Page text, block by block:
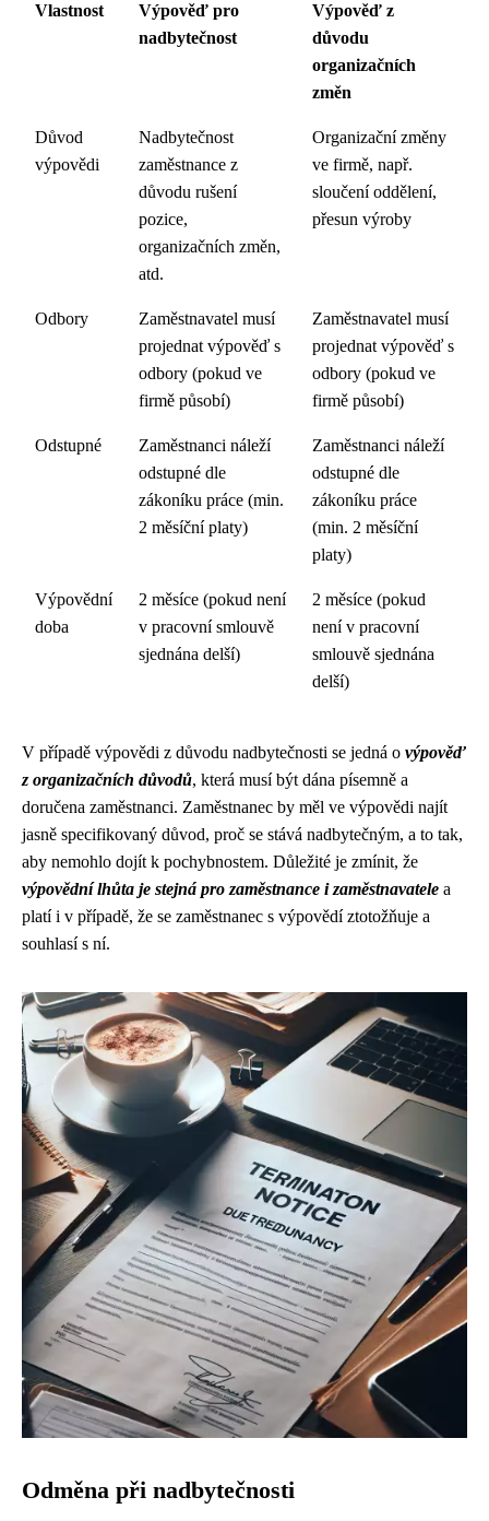
Vlastnost
Výpověď pro
nadbytečnost
Výpověď z
důvodu
organizačních
změn
Důvod
výpovědi
Nadbytečnost
zaměstnance z
důvodu rušení
pozice,
organizačních změn,
atd.
Organizační změny
ve firmě, např.
sloučení oddělení,
přesun výroby
Odbory
Zaměstnavatel musí
projednat výpověď s
odbory (pokud ve
firmě působí)
Zaměstnavatel musí
projednat výpověď s
odbory (pokud ve
firmě působí)
Odstupné
Zaměstnanci náleží
odstupné dle
zákoníku práce (min.
2 měsíční platy)
Zaměstnanci náleží
odstupné dle
zákoníku práce
(min. 2 měsíční
platy)
Výpovědní
doba
2 měsíce (pokud není
v pracovní smlouvě
sjednána delší)
2 měsíce (pokud
není v pracovní
smlouvě sjednána
delší)
V případě výpovědi z důvodu nadbytečnosti se jedná o výpověď
z organizačních důvodů, která musí být dána písemně a
doručena zaměstnanci. Zaměstnanec by měl ve výpovědi najít
jasně specifikovaný důvod, proč se stává nadbytečným, a to tak,
aby nemohlo dojít k pochybnostem. Důležité je zmínit, že
výpovědní lhůta je stejná pro zaměstnance i zaměstnavatele a
platí i v případě, že se zaměstnanec s výpovědí ztotožňuje a
souhlasí s ní.
Odměna při nadbytečnosti